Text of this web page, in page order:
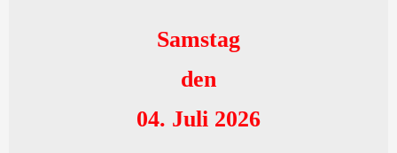
Samstag
den
04. Juli 2026